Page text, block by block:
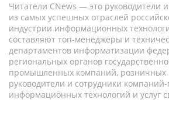
Читатели CNews — это руководители
из самых успешных отраслей
индустрии информационных
составляют топ-менеджеры и
департаментов информатизации
региональных органов
промышленных компаний, розничных
руководители и сотрудники
информационных технологий и услуг